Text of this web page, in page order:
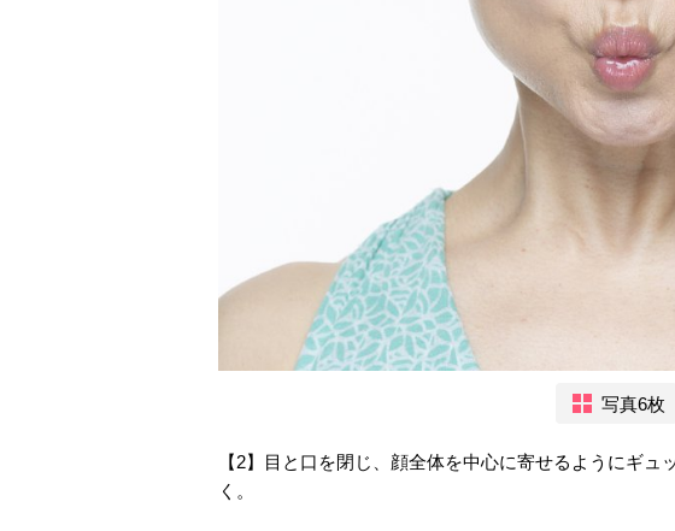
写真6枚
【2】目と口を閉じ、顔全体を中心に寄せるようにギ
く。